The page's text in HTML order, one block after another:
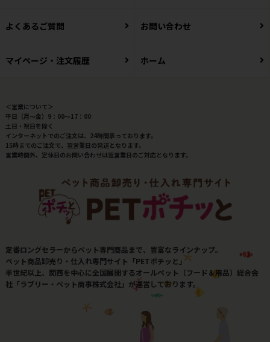
よくあるご質問 お問い合わせ
マイページ・注文履歴 ホーム
＜営業について＞
平日（月～金）9：00～17：00
土日・祝日を除く
インターネットでのご注文は、24時間承っております。
15時までのご注文で、翌営業日の発送となります。
営業時間外、定休日のお問い合わせは翌営業日のご対応となります。
定番ロングセラーからペット専門商品まで、豊富なラインナップ。
ペット商品卸売り・仕入れ専門サイト「PETポチッと」
半世紀以上、関西を中心に全国展開するオールペット（フード＆用品）総合会
社「ラブリー・ペット商事株式会社」が運営しております。